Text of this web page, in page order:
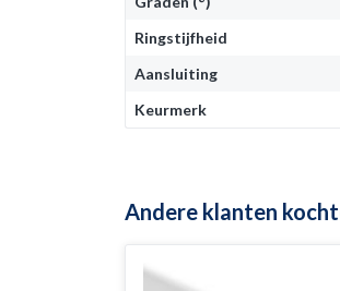
Ringstijfheid
Aansluiting
Keurmerk
Andere klanten